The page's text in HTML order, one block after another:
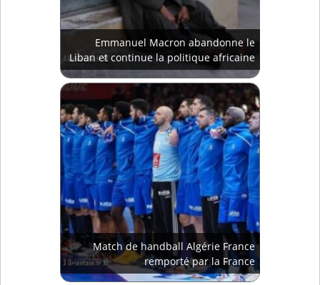
Emmanuel Macron abandonne le
Liban et continue la politique africaine
Match de handball Algérie France
remporté par la France